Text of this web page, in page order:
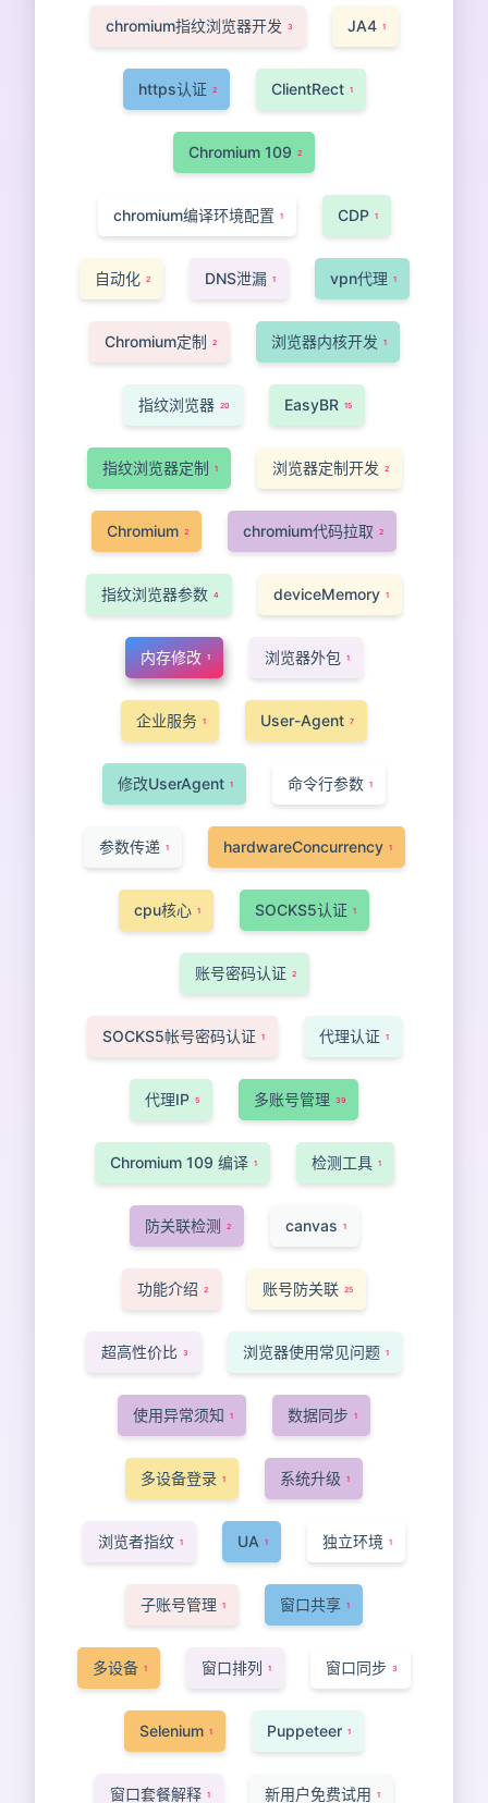
chromium指纹浏览器开发 3 JA4 1
https认证 2 ClientRect 1
Chromium 109 2
chromium编译环境配置 1 CDP 1
自动化 2 DNS泄漏 1 vpn代理 1
Chromium定制 2 浏览器内核开发 1
指纹浏览器 20 EasyBR 15
指纹浏览器定制 1 浏览器定制开发 2
Chromium 2 chromium代码拉取 2
指纹浏览器参数 4 deviceMemory 1
内存修改 1 浏览器外包 1
企业服务 1 User-Agent 7
修改UserAgent 1 命令行参数 1
参数传递 1 hardwareConcurrency 1
cpu核心 1 SOCKS5认证 1
账号密码认证 2
SOCKS5帐号密码认证 1 代理认证 1
代理IP 5 多账号管理 39
Chromium 109 编译 1 检测工具 1
防关联检测 2 canvas 1
功能介绍 2 账号防关联 25
超高性价比 3 浏览器使用常见问题 1
使用异常须知 1 数据同步 1
多设备登录 1 系统升级 1
浏览者指纹 1 UA 1 独立环境 1
子账号管理 1 窗口共享 1
多设备 1 窗口排列 1 窗口同步 3
Selenium 1 Puppeteer 1
窗口套餐解释 1 新用户免费试用 1